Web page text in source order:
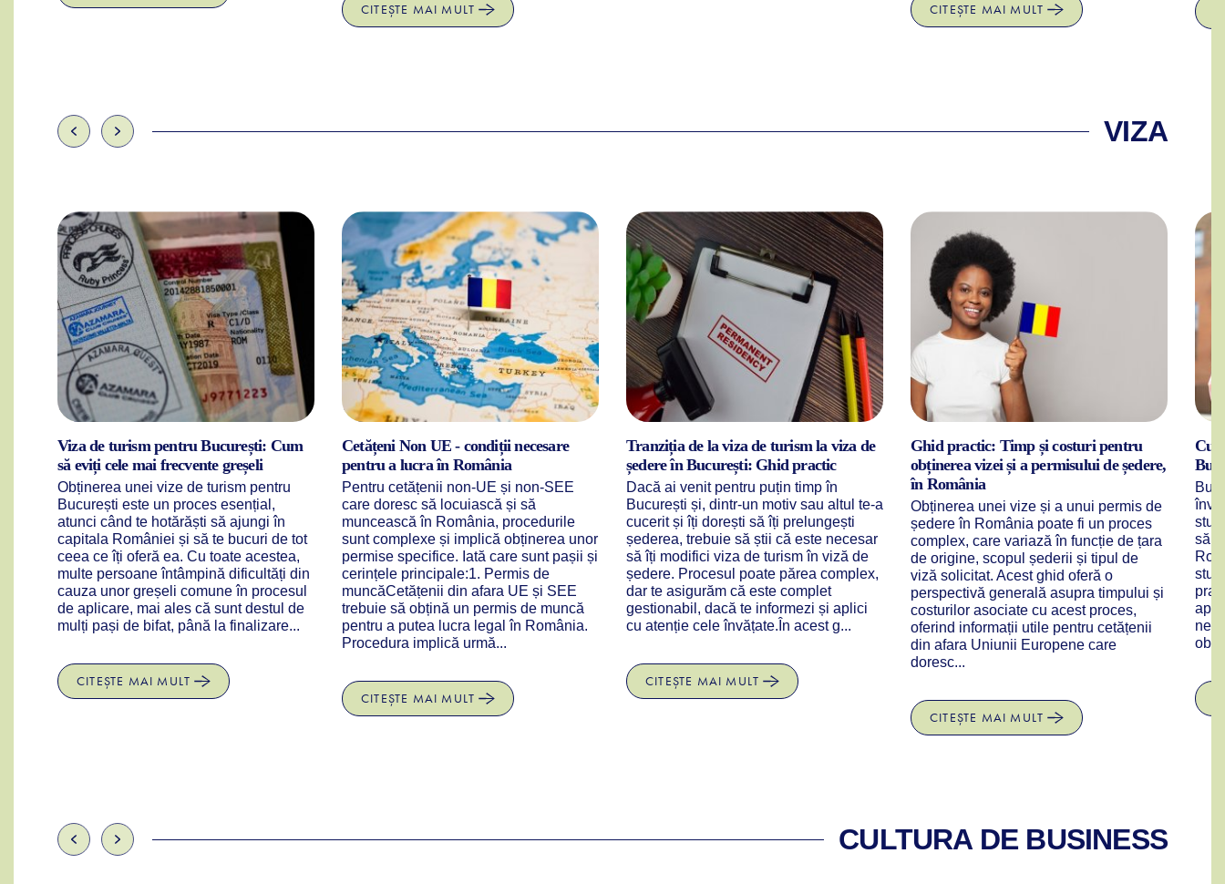
CITEȘTE MAI MULT CITEȘTE MAI MULT
VIZA
Viza de turism pentru București: Cum
să eviți cele mai frecvente greșeli
Obținerea unei vize de turism pentru
București este un proces esențial,
atunci când te hotărăști să ajungi în
capitala României și să te bucuri de tot
ceea ce îți oferă ea. Cu toate acestea,
multe persoane întâmpină dificultăți din
cauza unor greșeli comune în procesul
de aplicare, mai ales că sunt destul de
mulți pași de bifat, până la finalizare...
CITEȘTE MAI MULT
Cetățeni Non UE - condiții necesare
pentru a lucra în România
Pentru cetățenii non-UE și non-SEE
care doresc să locuiască și să
muncească în România, procedurile
sunt complexe și implică obținerea unor
permise specifice. Iată care sunt pașii și
cerințele principale:1. Permis de
muncăCetățenii din afara UE și SEE
trebuie să obțină un permis de muncă
pentru a putea lucra legal în România.
Procedura implică urmă...
CITEȘTE MAI MULT
Tranziția de la viza de turism la viza de
ședere în București: Ghid practic
Dacă ai venit pentru puțin timp în
București și, dintr-un motiv sau altul te-a
cucerit și îți dorești să îți prelungești
șederea, trebuie să știi că este necesar
să îți modifici viza de turism în viză de
ședere. Procesul poate părea complex,
dar te asigurăm că este complet
gestionabil, dacă te informezi și aplici
cu atenție cele învățate.În acest g...
CITEȘTE MAI MULT
Ghid practic: Timp și costuri pentru
obținerea vizei și a permisului de ședere,
în România
Obținerea unei vize și a unui permis de
ședere în România poate fi un proces
complex, care variază în funcție de țara
de origine, scopul șederii și tipul de
viză solicitat. Acest ghid oferă o
perspectivă generală asupra timpului și
costurilor asociate cu acest proces,
oferind informații utile pentru cetățenii
din afara Uniunii Europene care
doresc...
CITEȘTE MAI MULT
să
CULTURA DE BUSINESS